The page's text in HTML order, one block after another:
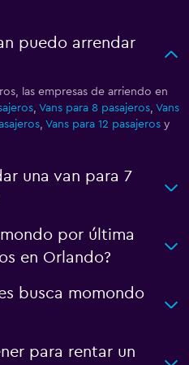
puedo arrendar
las empresas de arriendo en
Vans para 8 pasajeros Vans
Vans para 12 pasajeros y
una van para 7
por última
en Orlando?
busca momondo
para rentar un